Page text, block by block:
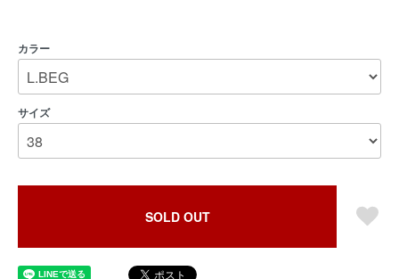
カラー
サイズ
SOLD OUT